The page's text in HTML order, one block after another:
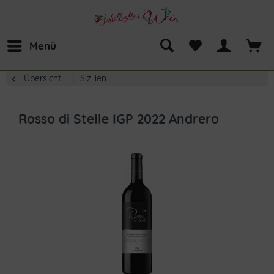
Menü
Übersicht Sizilien
Rosso di Stelle IGP 2022 Andrero